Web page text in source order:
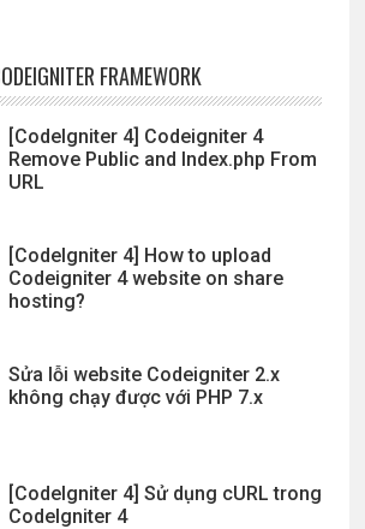
FRAMEWORK
[CodeIgniter 4] Codeigniter 4
Remove Public and Index.php From
URL
[CodeIgniter 4] How to upload
Codeigniter 4 website on share
hosting?
Sửa lỗi website Codeigniter 2.x
không chạy được với PHP 7.x
[CodeIgniter 4] Sử dụng cURL trong
CodeIgniter 4